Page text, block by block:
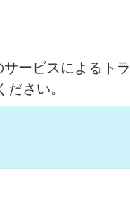
ービスによるト
さい。